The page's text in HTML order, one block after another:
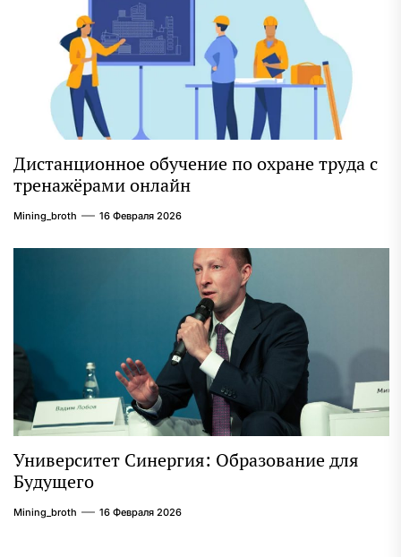
Дистанционное обучение по охране труда с
тренажёрами онлайн
Mining_broth 16 Февраля 2026
Университет Синергия: Образование для
Будущего
Mining_broth 16 Февраля 2026